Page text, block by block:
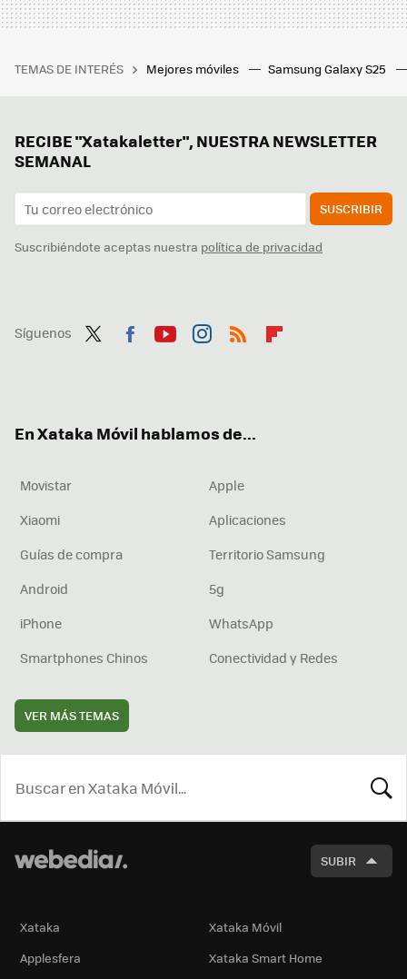
TEMAS DE INTERÉS Mejores móviles Samsung Galaxy S25
RECIBE "Xatakaletter", NUESTRA NEWSLETTER
SEMANAL
SUSCRIBIR
Suscribiéndote aceptas nuestra política de privacidad
Síguenos
En Xataka Móvil hablamos de...
Movistar
Apple
Xiaomi
Aplicaciones
Guías de compra
Territorio Samsung
Android
5g
iPhone
WhatsApp
Smartphones Chinos
Conectividad y Redes
VER MÁS TEMAS
SUBIR
Xataka
Xataka Móvil
Applesfera
Xataka Smart Home